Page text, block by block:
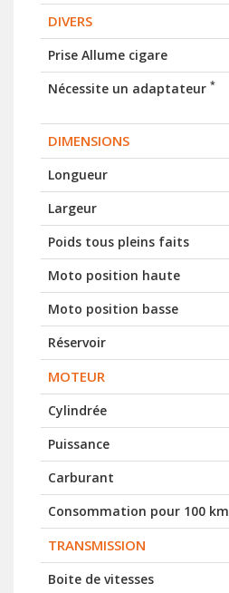
DIVERS
Prise Allume cigare
Nécessite un adaptateur *
DIMENSIONS
Longueur
Largeur
Poids tous pleins faits
Moto position haute
Moto position basse
Réservoir
MOTEUR
Cylindrée
Puissance
Carburant
Consommation pour 100 km
TRANSMISSION
Boite de vitesses